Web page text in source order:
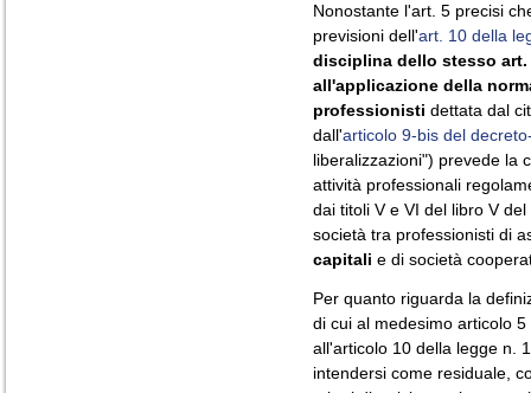
Nonostante l'art. 5 precisi
previsioni dell'art. 10 della
disciplina dello stesso
all'applicazione della
professionisti dettata dal
dall'articolo 9-bis del
liberalizzazioni") prevede la
attività professionali
dai titoli V e VI del libro V
società tra professionisti di
capitali e di società
Per quanto riguarda la
di cui al medesimo articolo
all'articolo 10 della legge n.
intendersi come residuale,